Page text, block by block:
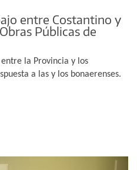
entre Costantino y
Públicas de
la Provincia y los
a las y los bonaerenses.